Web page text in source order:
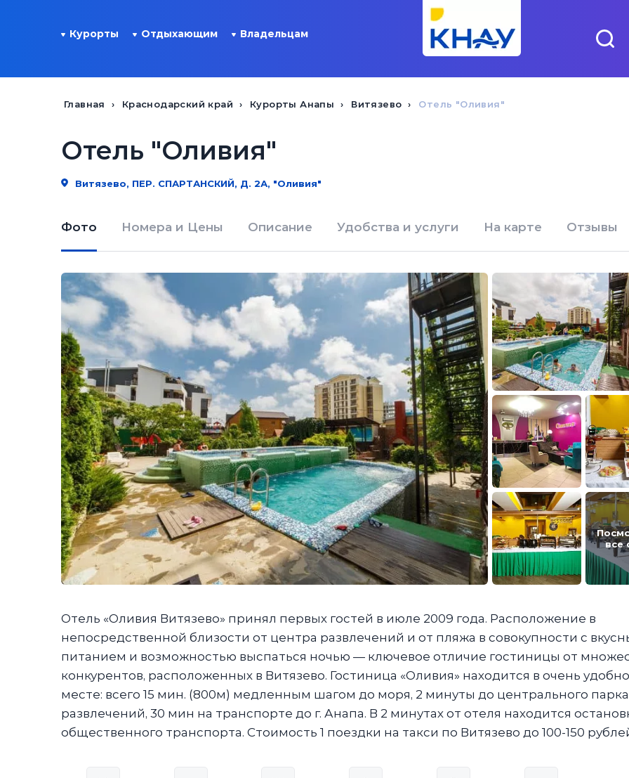
Курорты Отдыхающим Владельцам
Главная Краснодарский край Курорты Анапы Витязево Отель "Оливия"
Отель "Оливия"
Витязево, ПЕР. СПАРТАНСКИЙ, Д. 2А, "Оливия"
Фото Номера и Цены Описание Удобства и услуги На карте Отзывы
все
Отель «Оливия Витязево» принял первых гостей в июле 2009 года. Расположение в
непосредственной близости от центра развлечений и от пляжа в совокупности с
питанием и возможностью выспаться ночью — ключевое отличие гостиницы от
конкурентов, расположенных в Витязево. Гостиница «Оливия» находится в очень
месте: всего 15 мин. (800м) медленным шагом до моря, 2 минуты до центрального парка
развлечений, 30 мин на транспорте до г. Анапа. В 2 минутах от отеля находится
общественного транспорта. Стоимость 1 поездки на такси по Витязево до 100-150